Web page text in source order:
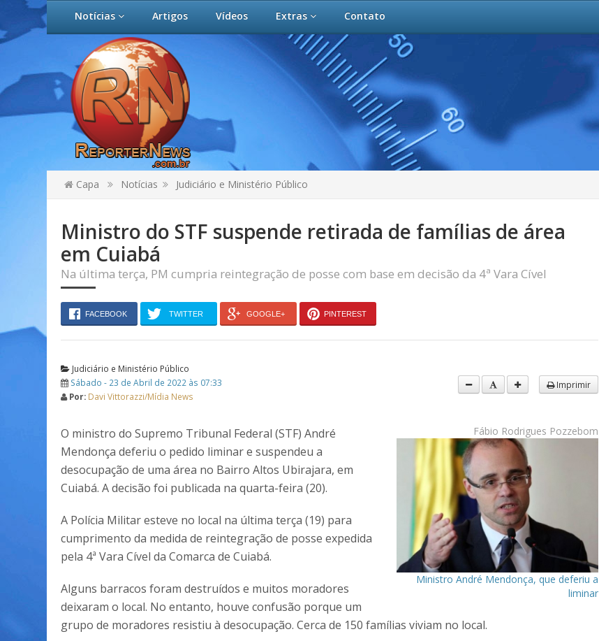
Notícias Artigos Vídeos Extras Contato
Capa Notícias Judiciário e Ministério Público
Ministro do STF suspende retirada de famílias de área
em Cuiabá
Na última terça, PM cumpria reintegração de posse com base em decisão da 4ª Vara Cível
FACEBOOK TWITTER GOOGLE+ PINTEREST
Judiciário e Ministério Público
Sábado - 23 de Abril de 2022 às 07:33
Por: Davi Vittorazzi/Mídia News
Imprimir
Fábio Rodrigues Pozzebom
Ministro André Mendonça, que deferiu a
liminar
O ministro do Supremo Tribunal Federal (STF) André
Mendonça deferiu o pedido liminar e suspendeu a
desocupação de uma área no Bairro Altos Ubirajara, em
Cuiabá. A decisão foi publicada na quarta-feira (20).
A Polícia Militar esteve no local na última terça (19) para
cumprimento da medida de reintegração de posse expedida
pela 4ª Vara Cível da Comarca de Cuiabá.
Alguns barracos foram destruídos e muitos moradores
deixaram o local. No entanto, houve confusão porque um
grupo de moradores resistiu à desocupação. Cerca de 150 famílias viviam no local.